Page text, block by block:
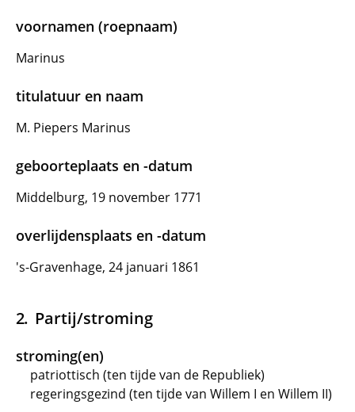
voornamen (roepnaam)
Marinus
titulatuur en naam
M. Piepers Marinus
geboorteplaats en -datum
Middelburg, 19 november 1771
overlijdensplaats en -datum
's-Gravenhage, 24 januari 1861
Partij/stroming
stroming(en)
patriottisch (ten tijde van de Republiek)
regeringsgezind (ten tijde van Willem I en Willem II)